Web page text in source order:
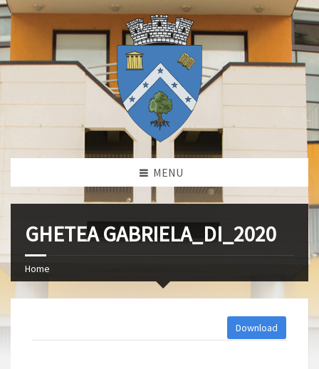
MENU
GHETEA GABRIELA_DI_2020
Home
Download